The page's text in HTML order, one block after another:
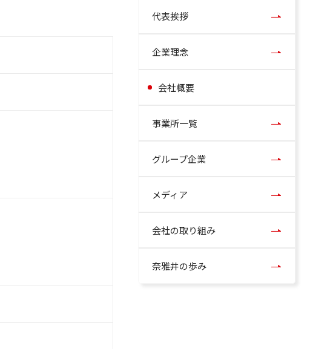
代表挨拶
企業理念
会社概要
事業所一覧
グループ企業
メディア
会社の取り組み
奈雅井の歩み